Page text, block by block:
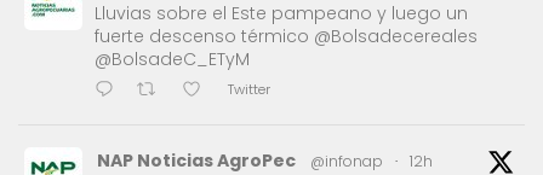
Lluvias sobre el Este pampeano y luego un
fuerte descenso térmico @Bolsadecereales
@BolsadeC_ETyM
Twitter
NAP Noticias AgroPec @infonap · 12h